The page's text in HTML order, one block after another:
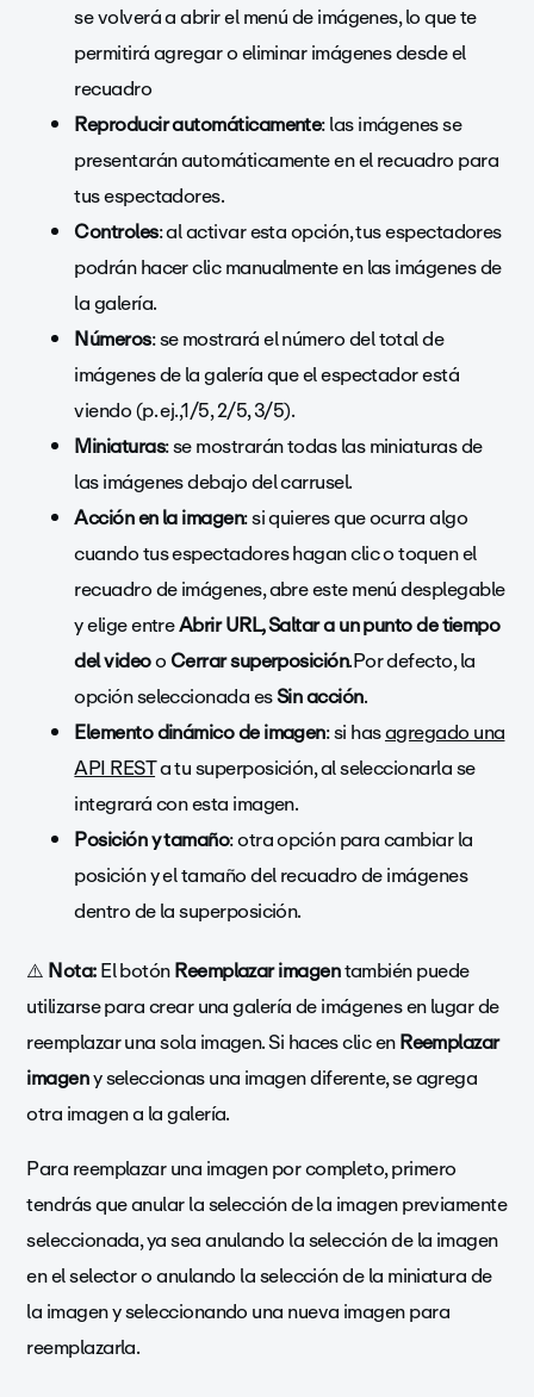
se volverá a abrir el menú de imágenes, lo que te
permitirá agregar o eliminar imágenes desde el
recuadro
Reproducir automáticamente: las imágenes se
presentarán automáticamente en el recuadro para
tus espectadores.
Controles: al activar esta opción, tus espectadores
podrán hacer clic manualmente en las imágenes de
la galería.
Números: se mostrará el número del total de
imágenes de la galería que el espectador está
viendo (p. ej.,1/5, 2/5, 3/5).
Miniaturas: se mostrarán todas las miniaturas de
las imágenes debajo del carrusel.
Acción en la imagen: si quieres que ocurra algo
cuando tus espectadores hagan clic o toquen el
recuadro de imágenes, abre este menú desplegable
y elige entreAbrir URL, Saltar a un punto de tiempo
del videooCerrar superposición.Por defecto, la
opción seleccionada esSin acción.
Elemento dinámico de imagen: si hasagregado una
API RESTa tu superposición, al seleccionarla se
integrará con esta imagen.
Posición y tamaño: otra opción para cambiar la
posición y el tamaño del recuadro de imágenes
dentro de la superposición.
⚠️Nota:El botónReemplazar imagentambién puede
utilizarse para crear una galería de imágenes en lugar de
reemplazar una sola imagen. Si haces clic enReemplazar
imageny seleccionas una imagen diferente, se agrega
otra imagen a la galería.
Para reemplazar una imagen por completo, primero
tendrás que anular la selección de la imagen previamente
seleccionada, ya sea anulando la selección de la imagen
en el selector o anulando la selección de la miniatura de
la imagen y seleccionando una nueva imagen para
reemplazarla.